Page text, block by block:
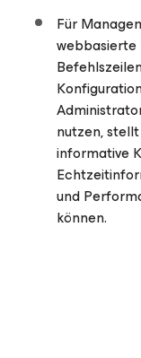
Für
nutzen,
informative
und
können.